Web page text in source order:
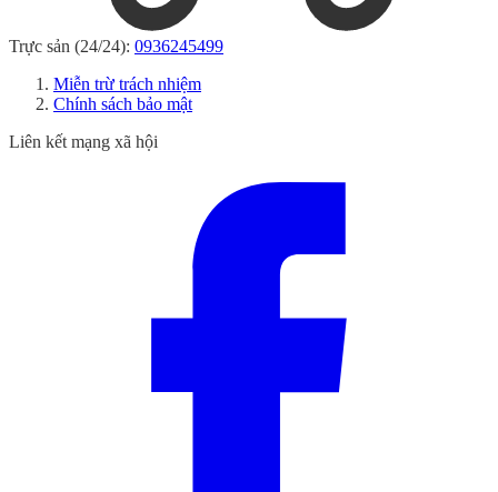
Trực sản (24/24): 0936245499
Miễn trừ trách nhiệm
Chính sách bảo mật
Liên kết mạng xã hội